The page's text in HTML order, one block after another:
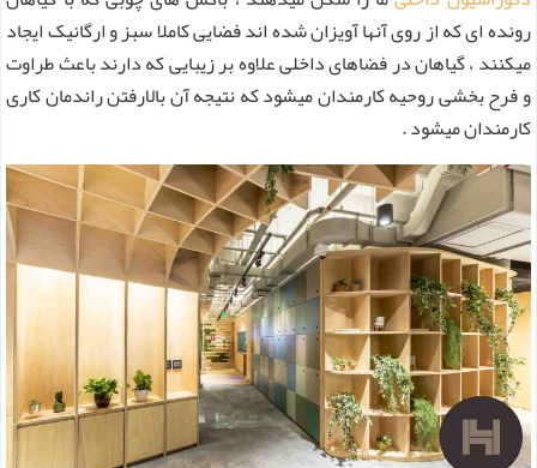
رونده ای که از روی آنها آویزان شده اند فضایی کاملا سبز و ارگانیک ایجاد
میکنند ، گیاهان در فضاهای داخلی علاوه بر زیبایی که دارند باعث طراوت
و فرح بخشی روحیه کارمندان میشود که نتیجه آن بالارفتن راندمان کاری
کارمندان میشود .